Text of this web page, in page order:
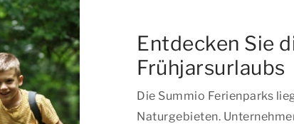
Entdecken Sie
Frühjarsurlaubs
Die Summio Ferienparks
Naturgebieten.